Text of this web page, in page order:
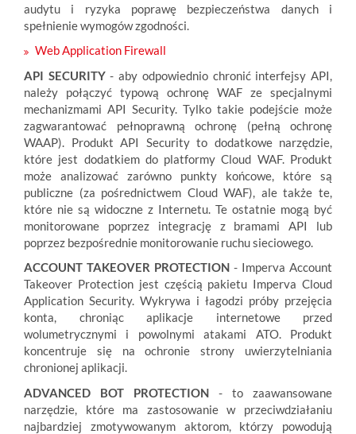
audytu i ryzyka poprawę bezpieczeństwa danych i
spełnienie wymogów zgodności.
Web Application Firewall
API SECURITY- aby odpowiednio chronić interfejsy API,
należy połączyć typową ochronę WAF ze specjalnymi
mechanizmami API Security. Tylko takie podejście może
zagwarantować pełnoprawną ochronę (pełną ochronę
WAAP). Produkt API Security to dodatkowe narzędzie,
które jest dodatkiem do platformy Cloud WAF. Produkt
może analizować zarówno punkty końcowe, które są
publiczne (za pośrednictwem Cloud WAF), ale także te,
które nie są widoczne z Internetu. Te ostatnie mogą być
monitorowane poprzez integrację z bramami API lub
poprzez bezpośrednie monitorowanie ruchu sieciowego.
ACCOUNT TAKEOVER PROTECTION - Imperva Account
Takeover Protection jest częścią pakietu Imperva Cloud
Application Security. Wykrywa i łagodzi próby przejęcia
konta, chroniąc aplikacje internetowe przed
wolumetrycznymi i powolnymi atakami ATO. Produkt
koncentruje się na ochronie strony uwierzytelniania
chronionej aplikacji.
ADVANCED BOT PROTECTION - to zaawansowane
narzędzie, które ma zastosowanie w przeciwdziałaniu
najbardziej zmotywowanym aktorom, którzy powodują